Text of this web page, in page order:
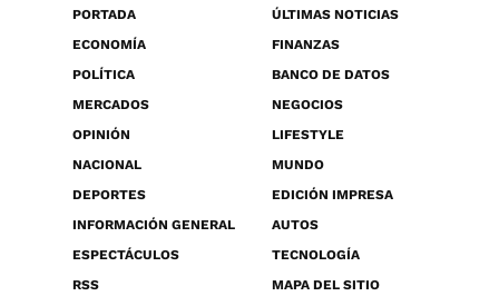
PORTADA
ÚLTIMAS NOTICIAS
ECONOMÍA
FINANZAS
POLÍTICA
BANCO DE DATOS
MERCADOS
NEGOCIOS
OPINIÓN
LIFESTYLE
NACIONAL
MUNDO
DEPORTES
EDICIÓN IMPRESA
INFORMACIÓN GENERAL
AUTOS
ESPECTÁCULOS
TECNOLOGÍA
RSS
MAPA DEL SITIO